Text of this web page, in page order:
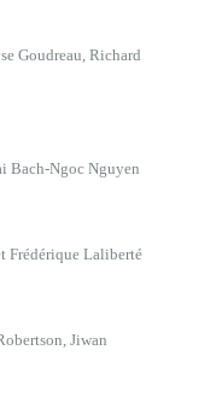
Goudreau, Richard
Bach-Ngoc Nguyen
Frédérique Laliberté
Jiwan